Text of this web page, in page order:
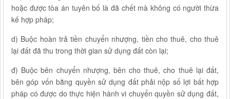
hoặc được tòa án tuyên bố là đã chết mà không có người thừa
kế hợp pháp;
d) Buộc hoàn trả tiền chuyển nhượng, tiền cho thuê, cho thuê
lại đất đã thu trong thời gian sử dụng đất còn lại;
đ) Buộc bên chuyển nhượng, bên cho thuê, cho thuê lại đất,
bên góp vốn bằng quyền sử dụng đất phải nộp số lợi bất hợp
pháp có được do thực hiện hành vi chuyển quyền sử dụng đất,